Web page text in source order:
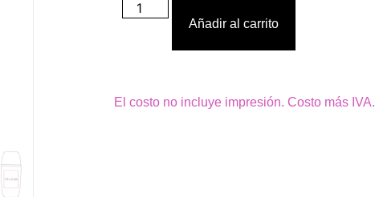
Añadir al carrito
El costo no incluye impresión. Costo más IVA.